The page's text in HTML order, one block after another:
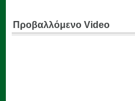
Προβαλλόμενο Video